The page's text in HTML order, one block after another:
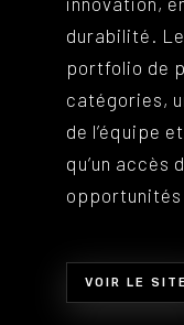
durabilité.
portfolio de
catégories,
de l’équipe
qu’un
opportunités
VOIR LE